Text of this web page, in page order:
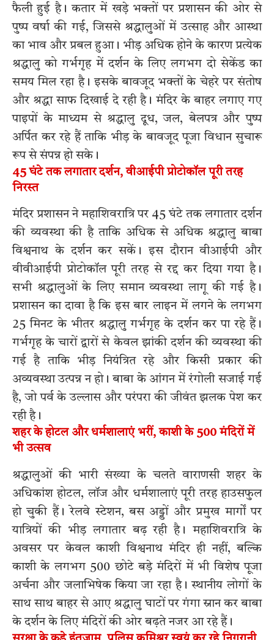
फैली हुई है। कतार में खड़े भक्तों पर प्रशासन की ओर से
पुष्प वर्षा की गई, जिससे श्रद्धालुओं में उत्साह और आस्था
का भाव और प्रबल हुआ। भीड़ अधिक होने के कारण प्रत्येक
श्रद्धालु को गर्भगृह में दर्शन के लिए लगभग दो सेकेंड का
समय मिल रहा है। इसके बावजूद भक्तों के चेहरे पर संतोष
और श्रद्धा साफ दिखाई दे रही है। मंदिर के बाहर लगाए गए
पाइपों के माध्यम से श्रद्धालु दूध, जल, बेलपत्र और पुष्प
अर्पित कर रहे हैं ताकि भीड़ के बावजूद पूजा विधान सुचारू
रूप से संपन्न हो सके।
45 घंटे तक लगातार दर्शन, वीआईपी प्रोटोकॉल पूरी तरह
निरस्त
मंदिर प्रशासन ने महाशिवरात्रि पर 45 घंटे तक लगातार दर्शन
की व्यवस्था की है ताकि अधिक से अधिक श्रद्धालु बाबा
विश्वनाथ के दर्शन कर सकें। इस दौरान वीआईपी और
वीवीआईपी प्रोटोकॉल पूरी तरह से रद्द कर दिया गया है।
सभी श्रद्धालुओं के लिए समान व्यवस्था लागू की गई है।
प्रशासन का दावा है कि इस बार लाइन में लगने के लगभग
25 मिनट के भीतर श्रद्धालु गर्भगृह के दर्शन कर पा रहे हैं।
गर्भगृह के चारों द्वारों से केवल झांकी दर्शन की व्यवस्था की
गई है ताकि भीड़ नियंत्रित रहे और किसी प्रकार की
अव्यवस्था उत्पन्न न हो। बाबा के आंगन में रंगोली सजाई गई
है, जो पर्व के उल्लास और परंपरा की जीवंत झलक पेश कर
रही है।
शहर के होटल और धर्मशालाएं भरीं, काशी के 500 मंदिरों में
भी उत्सव
श्रद्धालुओं की भारी संख्या के चलते वाराणसी शहर के
अधिकांश होटल, लॉज और धर्मशालाएं पूरी तरह हाउसफुल
हो चुकी हैं। रेलवे स्टेशन, बस अड्डों और प्रमुख मार्गों पर
यात्रियों की भीड़ लगातार बढ़ रही है। महाशिवरात्रि के
अवसर पर केवल काशी विश्वनाथ मंदिर ही नहीं, बल्कि
काशी के लगभग 500 छोटे बड़े मंदिरों में भी विशेष पूजा
अर्चना और जलाभिषेक किया जा रहा है। स्थानीय लोगों के
साथ साथ बाहर से आए श्रद्धालु घाटों पर गंगा स्नान कर बाबा
के दर्शन के लिए मंदिरों की ओर बढ़ते नजर आ रहे हैं।